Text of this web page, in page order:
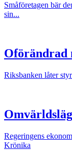
Småföretagen bär
sin...
Oförändrad
Riksbanken låter
Regeringens
Krönika